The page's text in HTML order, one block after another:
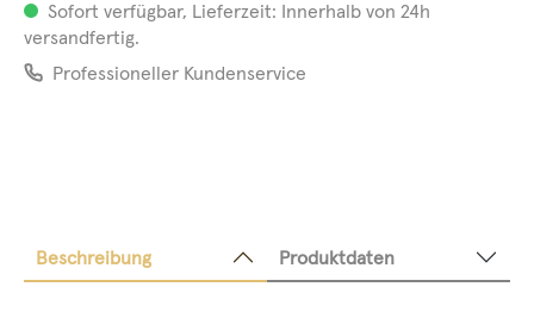
Sofort verfügbar, Lieferzeit: Innerhalb von 24h
versandfertig.
Professioneller Kundenservice
Beschreibung Produktdaten